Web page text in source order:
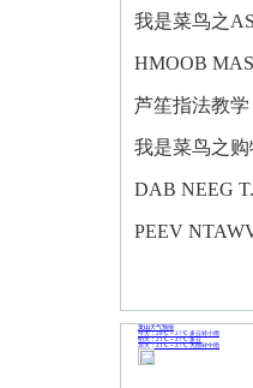
我是菜鸟之
HMOOB
芦笙指法教
我是菜鸟之
DAB NEEG
PEEV